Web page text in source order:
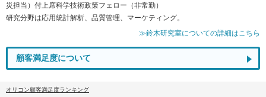
災担当）付上席科学技術政策フェロー（非常勤）
研究分野は応用統計解析、品質管理、マーケティング。
≫鈴木研究室についての詳細はこちら
顧客満足度について
オリコン顧客満足度ランキング